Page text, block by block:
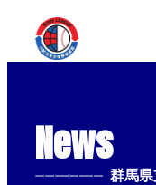
News
-------------- 群馬